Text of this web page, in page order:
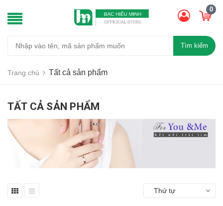
0
Tìm kiếm
Trang chủ Tất cả sản phẩm
TẤT CẢ SẢN PHẨM
Thứ tự